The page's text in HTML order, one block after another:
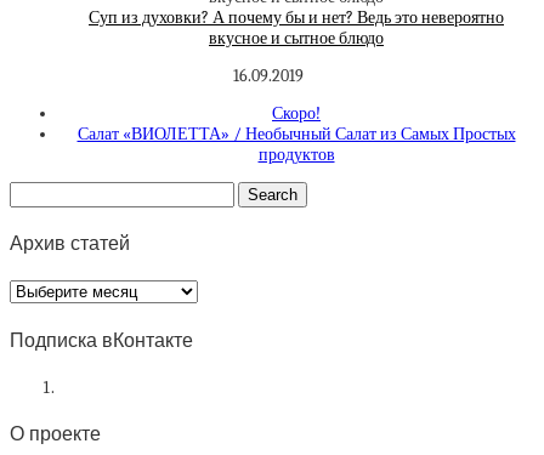
Суп из духовки? А почему бы и нет? Ведь это невероятно
вкусное и сытное блюдо
16.09.2019
Скоро!
Салат «ВИОЛЕТТА» / Необычный Салат из Самых Простых
продуктов
Архив статей
Архив
статей
Подписка вКонтакте
О проекте